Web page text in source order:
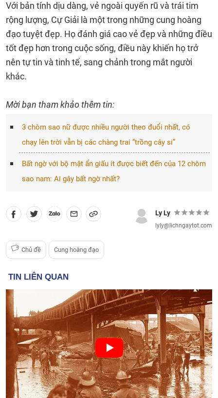
Với bản tính dịu dàng, vẻ ngoài quyến rũ và trái tim
rộng lượng, Cự Giải là một trong những cung hoàng
đạo tuyệt đẹp. Họ đánh giá cao vẻ đẹp và những điều
tốt đẹp hơn trong cuộc sống, điều này khiến họ trở
nên tự tin và tinh tế, sang chảnh trong mắt người
khác.
Mời bạn tham khảo thêm tin:
3 chòm sao nữ được nhiều người theo đuổi nhất, có
chạy lên trời vẫn bị các chàng trai “trồng cây si”
Bất ngờ với bộ mặt ẩn giấu ít được biết đến của 12 chòm
sao nam: Ai gây bất ngờ nhất?
Ly Ly
lyly@lichngaytot.com
Chủ đề Cung hoàng đạo